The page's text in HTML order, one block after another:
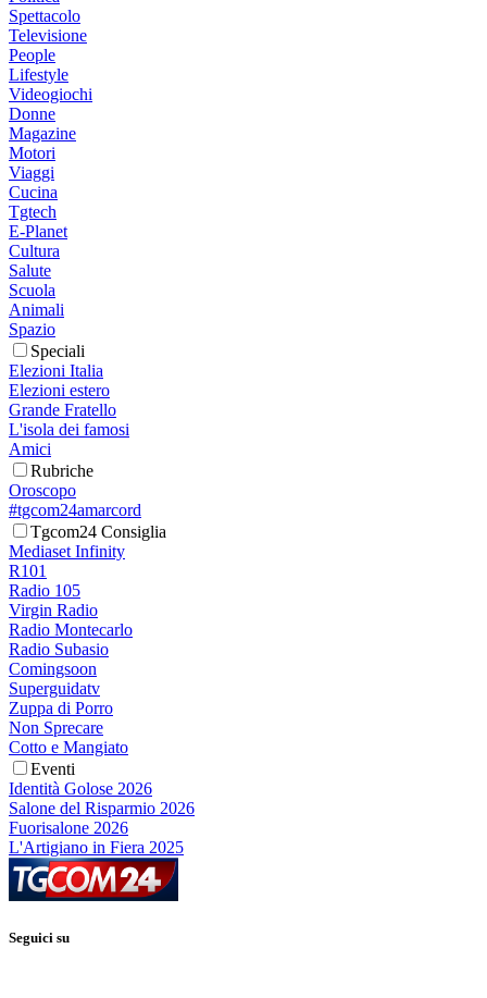
Spettacolo
Televisione
People
Lifestyle
Videogiochi
Donne
Magazine
Motori
Viaggi
Cucina
Tgtech
E-Planet
Cultura
Salute
Scuola
Animali
Spazio
Speciali
Elezioni Italia
Elezioni estero
Grande Fratello
L'isola dei famosi
Amici
Rubriche
Oroscopo
#tgcom24amarcord
Tgcom24 Consiglia
Mediaset Infinity
R101
Radio 105
Virgin Radio
Radio Montecarlo
Radio Subasio
Comingsoon
Superguidatv
Zuppa di Porro
Non Sprecare
Cotto e Mangiato
Eventi
Identità Golose 2026
Salone del Risparmio 2026
Fuorisalone 2026
L'Artigiano in Fiera 2025
Seguici su